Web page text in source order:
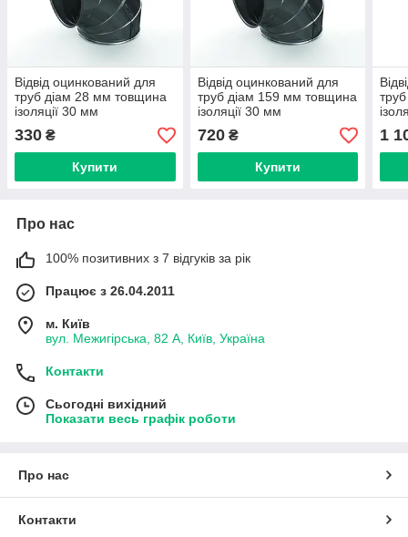
Відвід оцинкований для
труб діам 28 мм товщина
ізоляції 30 мм
330 ₴
Купити
Відвід оцинкований для
труб діам 159 мм товщина
ізоляції 30 мм
720₴
Купити
1
Про нас
100% позитивних з 7 відгуків за рік
Працює з 26.04.2011
м. Київ
вул. Межигірська, 82 А, Київ, Україна
Контакти
Сьогодні вихідний
Показати весь графік роботи
Про нас
Контакти